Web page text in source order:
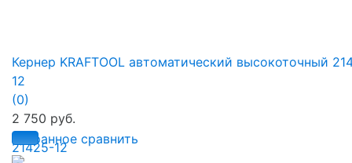
избранное сравнить
Кернер KRAFTOOL автоматический высокоточный
12
(0)
2 750 руб.